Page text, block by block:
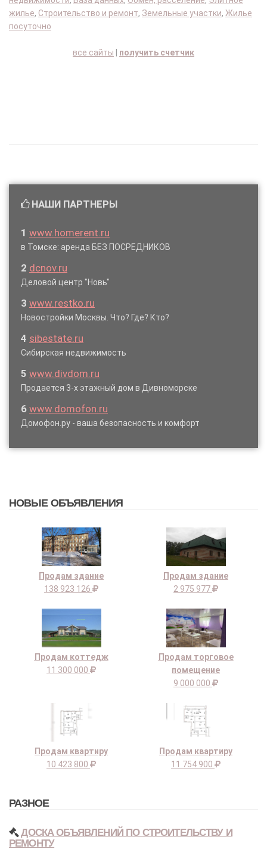
жилье, Строительство и ремонт, Земельные участки, Жилье
посуточно
все сайты получить счетчик
НАШИ ПАРТНЕРЫ
1 www.homerent.ru
в Томске: аренда БЕЗ ПОСРЕДНИКОВ
2 dcnov.ru
Деловой центр "Новь"
3 www.restko.ru
Новостройки Москвы. Что? Где? Кто?
4 sibestate.ru
Сибирская недвижимость
5 www.divdom.ru
Продается 3-х этажный дом в Дивноморске
6 www.domofon.ru
Домофон.ру - ваша безопасность и комфорт
НОВЫЕ ОБЪЯВЛЕНИЯ
Продам здание
138 923 126
Продам здание
2 975 977
Продам коттедж
11 300 000
Продам торговое
помещение
9 000 000
Продам квартиру
10 423 800
Продам квартиру
11 754 900
РАЗНОЕ
ДОСКА ОБЪЯВЛЕНИЙ ПО СТРОИТЕЛЬСТВУ И
РЕМОНТУ